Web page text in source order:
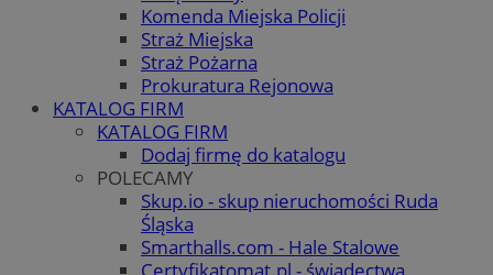
Komenda Miejska Policji
Straż Miejska
Straż Pożarna
Prokuratura Rejonowa
KATALOG FIRM
KATALOG FIRM
Dodaj firmę do katalogu
POLECAMY
Skup.io - skup nieruchomości Ruda
Śląska
Smarthalls.com - Hale Stalowe